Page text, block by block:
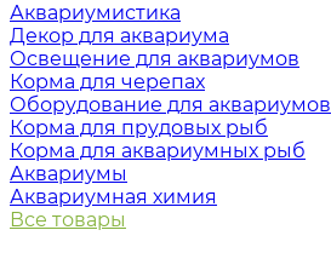
Аквариумистика
Декор для аквариума
Освещение для аквариумов
Корма для черепах
Оборудование для аквариумов
Корма для прудовых рыб
Корма для аквариумных рыб
Аквариумы
Аквариумная химия
Все товары